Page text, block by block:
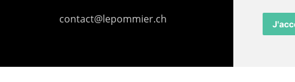
contact@lepommier.ch